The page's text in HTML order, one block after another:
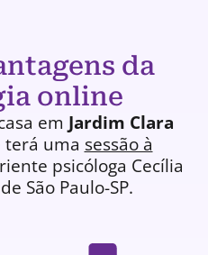
da
online
em Jardim Clara
terá uma sessão à
psicóloga Cecília
São Paulo-SP.